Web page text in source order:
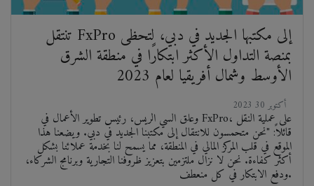
تنتقل FxPro إلى مكتبها الجديد في دبي، لتحظى
بمنصة التداول الأكثر ابتكارًا في منطقة الشرق
الأوسط وشمال أفريقيا لعام 2023
وعلق السي الريس، رئيس تطوير الأعمال في FxPro، على عملية النقل
قائلاً: "نحن متحمسون للانتقال إلى مكتبنا الجديد في دبي. ويضعنا هذا
الموقع في قلب المركز المالي في المنطقة، مما يسمح لنا بخدمة عملائنا بشكل
أكثر كفاءة. نحن لا نزال ملتزمين بتعزيز ظروفنا التجارية وبرنامج الشركاء،
ودفع الابتكار في كل منعطف.